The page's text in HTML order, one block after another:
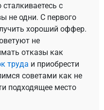
с
не одни. С первого
хороший оффер.
не
отказы как
труда и приобрести
советами как не
подходящее место